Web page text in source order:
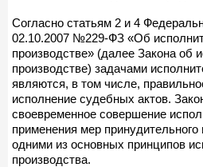
Согласно статьям 2 и 4
02.10.2007 №229-ФЗ «Об
производстве» (далее Закона об
производстве) задачами
являются, в том числе,
исполнение судебных актов.
своевременное совершение
применения мер
одними из основных принципов
производства.